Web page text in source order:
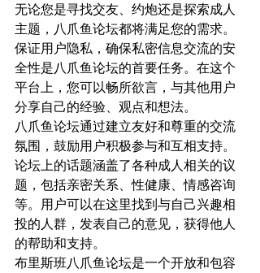
无论您是寻找交友、约炮还是探索成人
主题，八爪鱼论坛都将满足您的需求。
保证用户隐私，确保私密信息交流的安
全性是八爪鱼论坛的首要任务。在这个
平台上，您可以畅所欲言，与其他用户
分享自己的经验、观点和想法。
八爪鱼论坛通过建立友好和尊重的交流
氛围，鼓励用户积极参与和互相支持。
论坛上的话题涵盖了各种成人相关的议
题，包括亲密关系、性健康、情感咨询
等。用户可以在这里找到与自己兴趣相
投的人群，发表自己的意见，获得他人
的帮助和支持。
布里斯班八爪鱼论坛是一个开放和包容